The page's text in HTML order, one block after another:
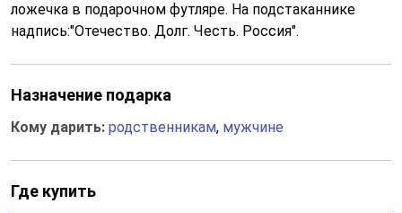
ложечка в подарочном футляре. На подстаканнике
надпись:"Отечество. Долг. Честь. Россия".
Назначение подарка
Кому дарить: родственникам, мужчине
Где купить